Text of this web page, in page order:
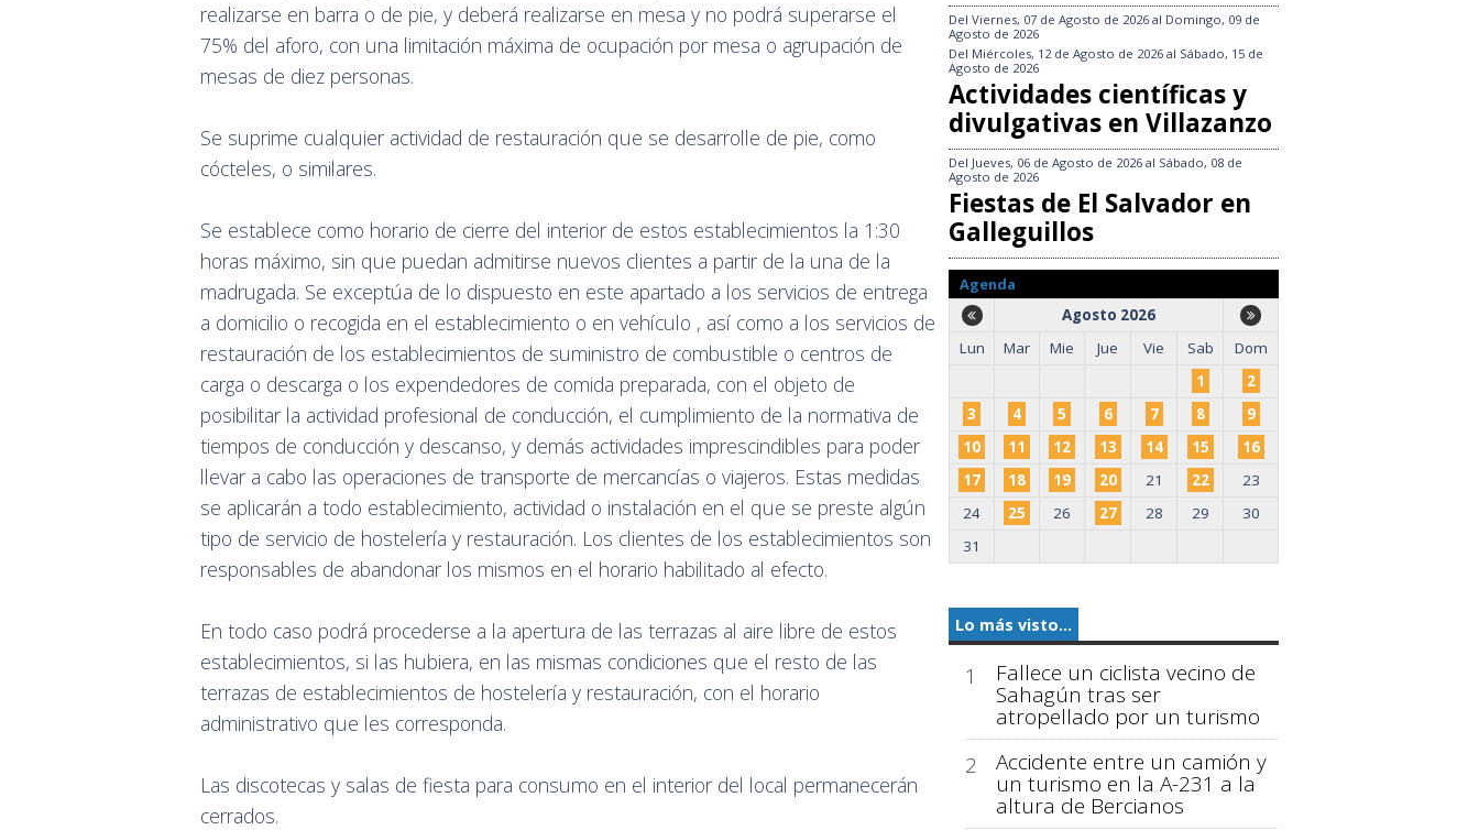
realizarse en barra o de pie, y deberá realizarse en mesa y no podrá superarse el
75% del aforo, con una limitación máxima de ocupación por mesa o agrupación de
mesas de diez personas.
Se suprime cualquier actividad de restauración que se desarrolle de pie, como
cócteles, o similares.
Se establece como horario de cierre del interior de estos establecimientos la 1:30
horas máximo, sin que puedan admitirse nuevos clientes a partir de la una de la
madrugada. Se exceptúa de lo dispuesto en este apartado a los servicios de entrega
a domicilio o recogida en el establecimiento o en vehículo , así como a los servicios de
restauración de los establecimientos de suministro de combustible o centros de
carga o descarga o los expendedores de comida preparada, con el objeto de
posibilitar la actividad profesional de conducción, el cumplimiento de la normativa de
tiempos de conducción y descanso, y demás actividades imprescindibles para poder
llevar a cabo las operaciones de transporte de mercancías o viajeros. Estas medidas
se aplicarán a todo establecimiento, actividad o instalación en el que se preste algún
tipo de servicio de hostelería y restauración. Los clientes de los establecimientos son
responsables de abandonar los mismos en el horario habilitado al efecto.
En todo caso podrá procederse a la apertura de las terrazas al aire libre de estos
establecimientos, si las hubiera, en las mismas condiciones que el resto de las
terrazas de establecimientos de hostelería y restauración, con el horario
administrativo que les corresponda.
Las discotecas y salas de fiesta para consumo en el interior del local permanecerán
cerrados.
Del Viernes, 07 de Agosto de 2026 al Domingo, 09 de
Agosto de 2026
Del Miércoles, 12 de Agosto de 2026 al Sábado, 15 de
Agosto de 2026
Actividades científicas y
divulgativas en Villazanzo
Del Jueves, 06 de Agosto de 2026 al Sábado, 08 de
Agosto de 2026
Fiestas de El Salvador en
Galleguillos
Agenda
Agosto 2026
Lun
Mar Mie Jue Vie Sab
Dom
1
2
3
4 5 6 7 8
9
10
11 12 13 14 15
16
17
18 19 20 21 22
23
24
25 26 27 28 29
30
31
Lo más visto...
1 Fallece un ciclista vecino de
Sahagún tras ser
atropellado por un turismo
2
Accidente entre un camión y
un turismo en la A-231 a la
altura de Bercianos